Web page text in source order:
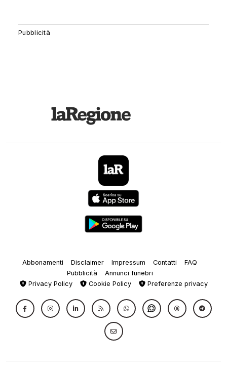
Abbonamenti Disclaimer Impressum Contatti
FAQ
Pubblicità
Annunci funebri
Privacy Policy
Cookie Policy Preferenze privacy